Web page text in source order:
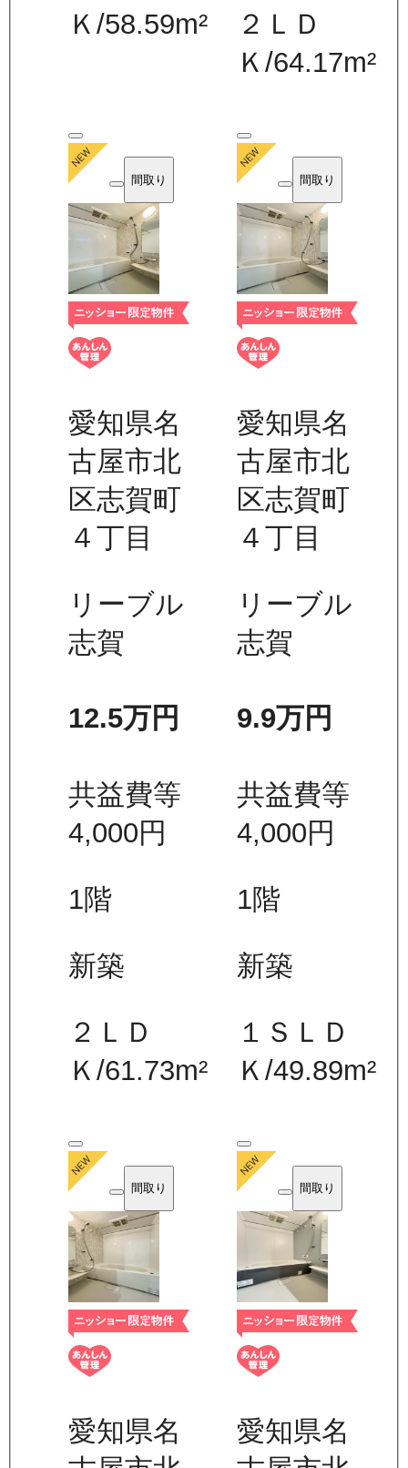
Ｋ/58.59m²
２ＬＤ
Ｋ /64.17m²
間取り
愛知県名
古屋市北
区志賀町
４丁目
リーブル
志賀
12.5万円
共益費等
4,000円
1階
新築
２ＬＤ
Ｋ/61.73m²
間取り
愛知県名
古屋市北
区志賀町
４丁目
リーブル
志賀
9.9万円
共益費等
4,000円
1階
新築
１ＳＬＤ
Ｋ /49.89m²
間取り
愛知県名
間取り
愛知県名